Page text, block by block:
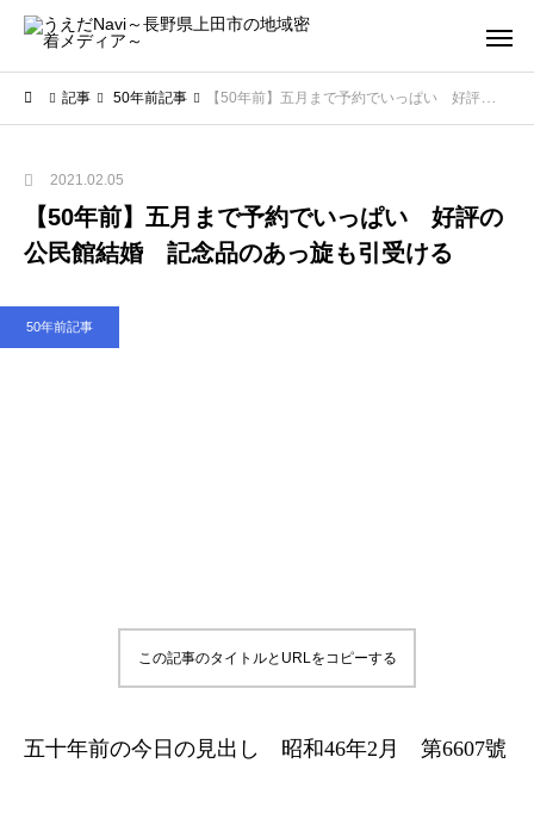
記事 50年前記事 【50年前】五月まで予約でいっぱい 好評の公民館結婚 記念品のあっ旋も引受ける
2021.02.05
【50年前】五月まで予約でいっぱい 好評の
公民館結婚 記念品のあっ旋も引受ける
50年前記事
この記事のタイトルとURLをコピーする
五十年前の今日の見出し 昭和46年2月 第6607號